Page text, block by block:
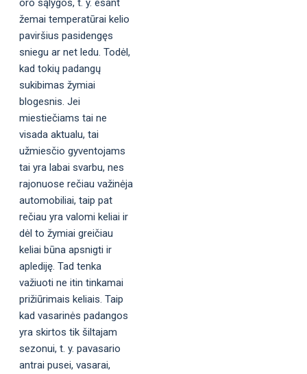
žemai temperatūrai kelio
paviršius pasidengęs
sniegu ar net ledu. Todėl,
kad tokių padangų
sukibimas žymiai
blogesnis. Jei
miestiečiams tai ne
visada aktualu, tai
užmiesčio gyventojams
tai yra labai svarbu, nes
rajonuose rečiau važinėja
automobiliai, taip pat
rečiau yra valomi keliai ir
dėl to žymiai greičiau
keliai būna apsnigti ir
aplediję. Tad tenka
važiuoti ne itin tinkamai
prižiūrimais keliais. Taip
kad vasarinės padangos
yra skirtos tik šiltajam
sezonui, t. y. pavasario
antrai pusei, vasarai,